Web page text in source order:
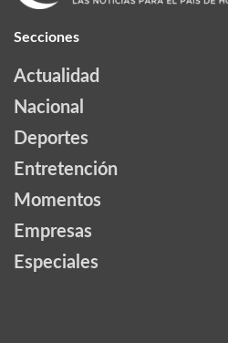
Secciones
Actualidad
Nacional
Deportes
Entretención
Momentos
Empresas
Especiales